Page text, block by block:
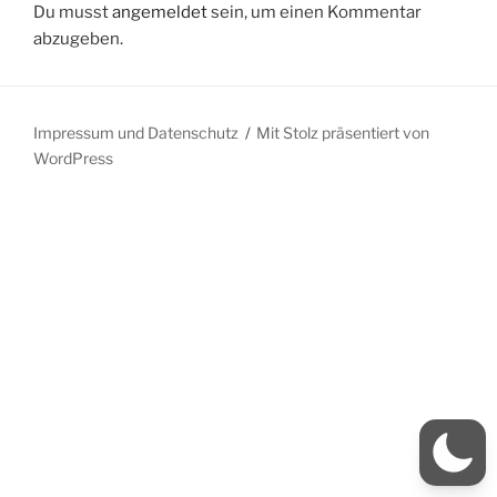
Du musstangemeldetsein, um einen Kommentar
abzugeben.
Impressum und Datenschutz
Mit Stolz präsentiert von
WordPress